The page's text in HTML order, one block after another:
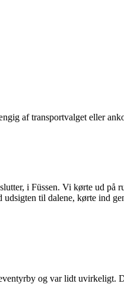
af transportvalget eller
i Füssen. Vi kørte ud
til dalene, kørte ind
og var lidt uvirkeligt.